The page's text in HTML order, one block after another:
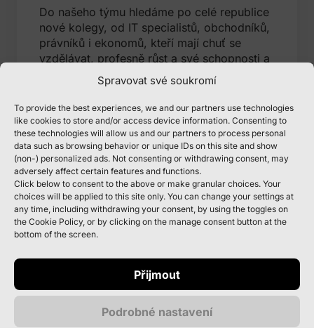
Spravovat své soukromí
To provide the best experiences, we and our partners use technologies
like cookies to store and/or access device information. Consenting to
these technologies will allow us and our partners to process personal
data such as browsing behavior or unique IDs on this site and show
(non-) personalized ads. Not consenting or withdrawing consent, may
adversely affect certain features and functions.
Click below to consent to the above or make granular choices. Your
choices will be applied to this site only. You can change your settings at
any time, including withdrawing your consent, by using the toggles on
the Cookie Policy, or by clicking on the manage consent button at the
bottom of the screen.
Přijmout
Podrobné nastavení
Do našeho týmu hledáme po celé republice
nové kolegy, od IT specialistů, obchodníků,
právníků i ekonomů, kteří mají chuť se
vzdělávat, profesně růst a své schopnosti a
znalosti neustále rozvíjet v týmech
opravdových profesionálů.
Od října 2024 startujeme další běh Trainee
programu a možná hledáme právě tebe!
Nevadí, pokud nemáš zatím konkrétní
zkušenosti. Hledáme někoho, kdo má drive,
je zvídavý a má chuť posouvat věci
správným směrem.
Co oceníme
(požadavky na
uchazeče)